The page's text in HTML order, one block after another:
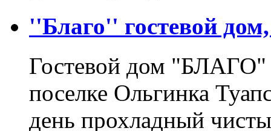
''Благо'' гостевой
Гостевой дом "БЛАГО"
поселке Ольгинка
день прохладный